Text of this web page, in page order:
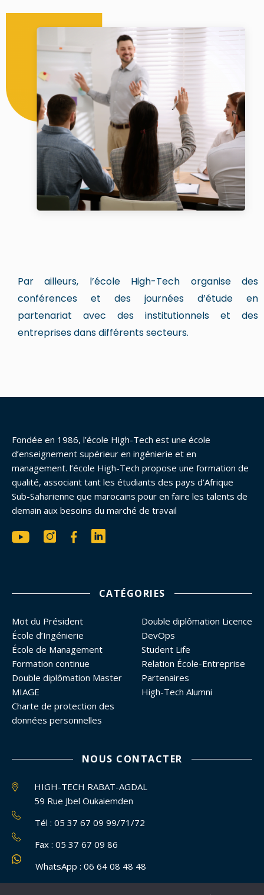
Par ailleurs, l’école High-Tech organise des
conférences et des journées d’étude en
partenariat avec des institutionnels et des
entreprises dans différents secteurs.
Fondée en 1986, l’école High-Tech est une école
d’enseignement supérieur en ingénierie et en
management. l’école High-Tech propose une formation de
qualité, associant tant les étudiants des pays d’Afrique
Sub-Saharienne que marocains pour en faire les talents de
demain aux besoins du marché de travail
CATÉGORIES
Mot du Président
École d’Ingénierie
École de Management
Formation continue
Double diplômation Master
MIAGE
Charte de protection des
données personnelles
Double diplômation Licence
DevOps
Student Life
Relation École-Entreprise
Partenaires
High-Tech Alumni
NOUS CONTACTER
HIGH-TECH RABAT-AGDAL
59 Rue Jbel Oukaiemden
Tél : 05 37 67 09 99/71/72
Fax : 05 37 67 09 86
WhatsApp : 06 64 08 48 48